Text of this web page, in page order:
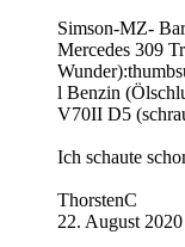
Simson-MZ-
Mercedes 309
l Benzin
V70II D5
Ich schaute
ThorstenC
22. August